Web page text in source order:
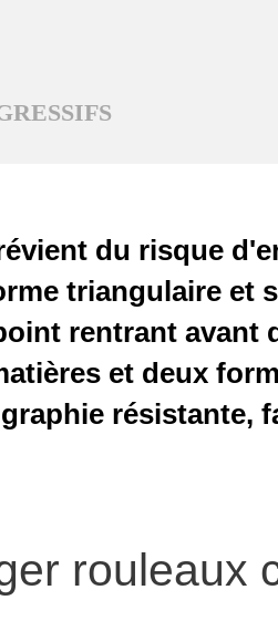
du risque
triangulaire et
rentrant avant
et deux
résistante,
rouleaux